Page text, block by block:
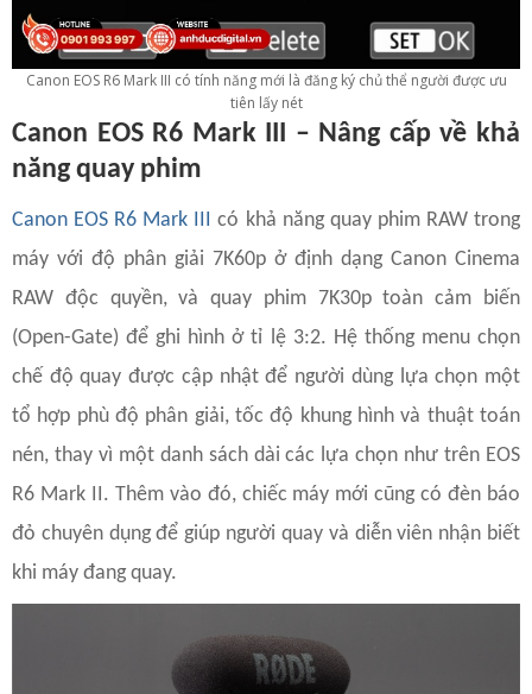
Canon EOS R6 Mark III có tính năng mới là đăng ký chủ thể người được ưu
tiên lấy nét
Canon EOS R6 Mark III – Nâng cấp về khả
năng quay phim
Canon EOS R6 Mark III
có khả năng quay phim RAW trong
máy với độ phân giải 7K60p ở định dạng Canon Cinema
RAW độc quyền, và quay phim 7K30p toàn cảm biến
(Open-Gate) để ghi hình ở tỉ lệ 3:2. Hệ thống menu chọn
chế độ quay được cập nhật để người dùng lựa chọn một
tổ hợp phù độ phân giải, tốc độ khung hình và thuật toán
nén, thay vì một danh sách dài các lựa chọn như trên EOS
R6 Mark II. Thêm vào đó, chiếc máy mới cũng có đèn báo
đỏ chuyên dụng để giúp người quay và diễn viên nhận biết
khi máy đang quay.